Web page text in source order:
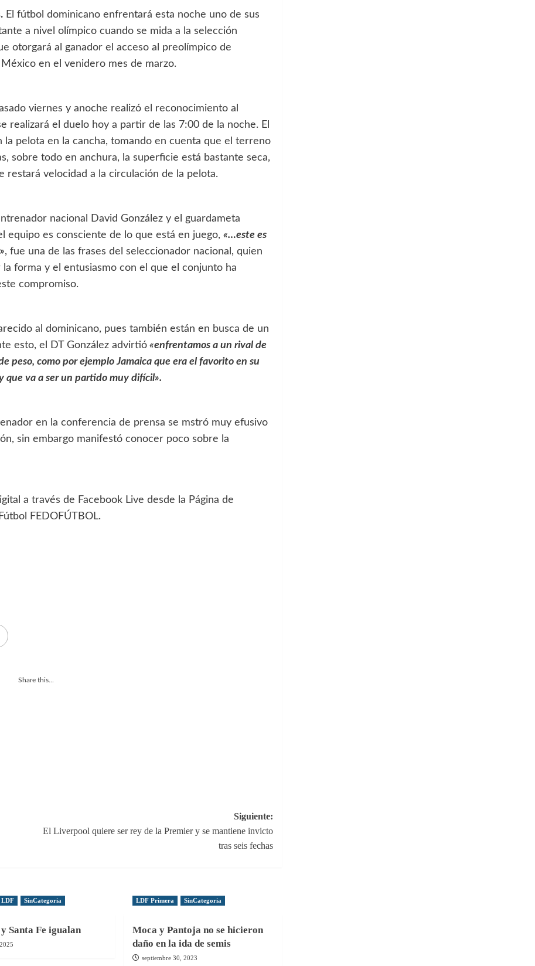
El fútbol dominicano enfrentará esta noche uno de sus
a nivel olímpico cuando se mida a la selección
otorgará al ganador el acceso al preolímpico de
en el venidero mes de marzo.
viernes y anoche realizó el reconocimiento al
realizará el duelo hoy a partir de las 7:00 de la noche. El
pelota en la cancha, tomando en cuenta que el terreno
sobre todo en anchura, la superficie está bastante seca,
restará velocidad a la circulación de la pelota.
nacional David González y el guardameta
equipo es consciente de lo que está en juego, «…este es
, fue una de las frases del seleccionador nacional, quien
forma y el entusiasmo con el que el conjunto ha
compromiso.
al dominicano, pues también están en busca de un
esto, el DT González advirtió «enfrentamos a un rival de
peso, como por ejemplo Jamaica que era el favorito en su
que va a ser un partido muy difícil».
en la conferencia de prensa se mstró muy efusivo
sin embargo manifestó conocer poco sobre la
a través de Facebook Live desde la Página de
FEDOFÚTBOL.
Share this...
Siguiente:
El Liverpool quiere ser rey de la Premier y se mantiene invicto
tras seis fechas
LDF SinCategoria
Santa Fe igualan
LDF Primera SinCategoria
Moca y Pantoja no se hicieron
daño en la ida de semis
septiembre 30, 2023